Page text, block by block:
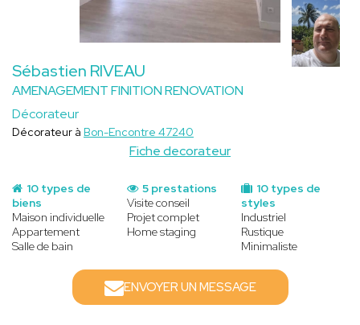
Sébastien RIVEAU
AMENAGEMENT FINITION RENOVATION
Décorateur
Fiche decorateur
Décorateur à Bon-Encontre 47240
10 types de
biens
Maison individuelle
Appartement
Salle de bain
10 types de
styles
Industriel
Rustique
Minimaliste
5 prestations
Visite conseil
Projet complet
Home staging
ENVOYER UN MESSAGE